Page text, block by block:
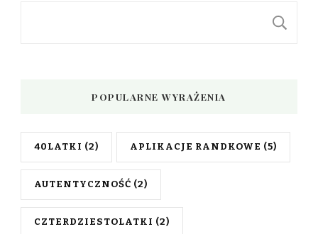
POPULARNE WYRAŻENIA
40LATKI (2) APLIKACJE RANDKOWE (5)
AUTENTYCZNOŚĆ (2)
CZTERDZIESTOLATKI (2)